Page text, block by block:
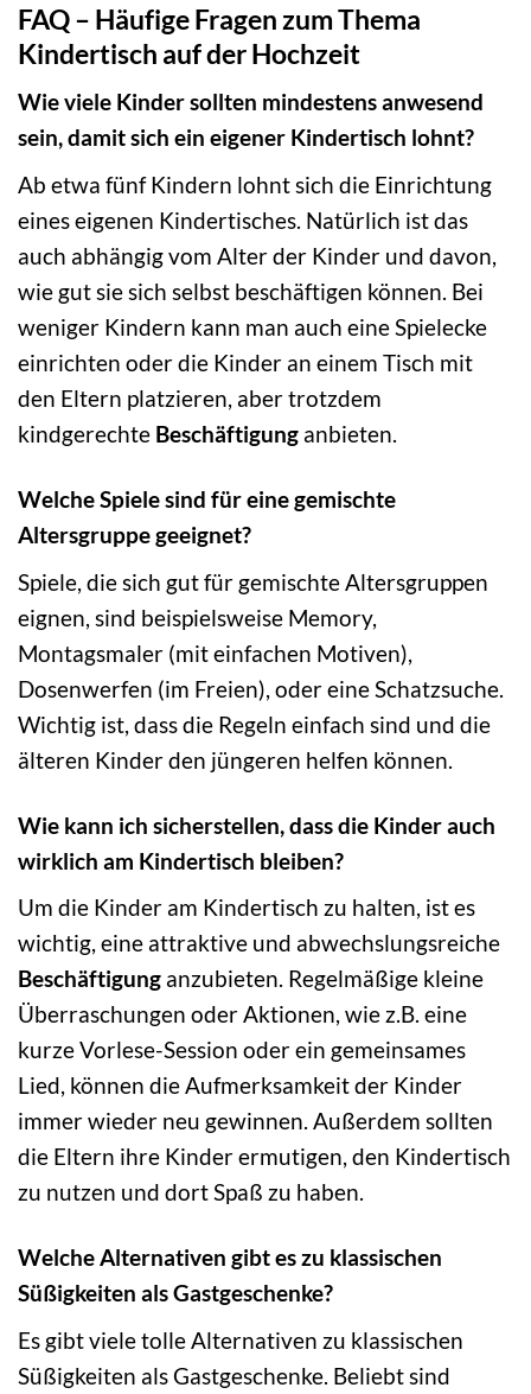
FAQ – Häufige Fragen zum Thema
Kindertisch auf der Hochzeit
Wie viele Kinder sollten mindestens anwesend
sein, damit sich ein eigener Kindertisch lohnt?
Ab etwa fünf Kindern lohnt sich die Einrichtung
eines eigenen Kindertisches. Natürlich ist das
auch abhängig vom Alter der Kinder und davon,
wie gut sie sich selbst beschäftigen können. Bei
weniger Kindern kann man auch eine Spielecke
einrichten oder die Kinder an einem Tisch mit
den Eltern platzieren, aber trotzdem
kindgerechte Beschäftigung anbieten.
Welche Spiele sind für eine gemischte
Altersgruppe geeignet?
Spiele, die sich gut für gemischte Altersgruppen
eignen, sind beispielsweise Memory,
Montagsmaler (mit einfachen Motiven),
Dosenwerfen (im Freien), oder eine Schatzsuche.
Wichtig ist, dass die Regeln einfach sind und die
älteren Kinder den jüngeren helfen können.
Wie kann ich sicherstellen, dass die Kinder auch
wirklich am Kindertisch bleiben?
Um die Kinder am Kindertisch zu halten, ist es
wichtig, eine attraktive und abwechslungsreiche
Beschäftigung anzubieten. Regelmäßige kleine
Überraschungen oder Aktionen, wie z.B. eine
kurze Vorlese-Session oder ein gemeinsames
Lied, können die Aufmerksamkeit der Kinder
immer wieder neu gewinnen. Außerdem sollten
die Eltern ihre Kinder ermutigen, den Kindertisch
zu nutzen und dort Spaß zu haben.
Welche Alternativen gibt es zu klassischen
Süßigkeiten als Gastgeschenke?
Es gibt viele tolle Alternativen zu klassischen
Süßigkeiten als Gastgeschenke. Beliebt sind